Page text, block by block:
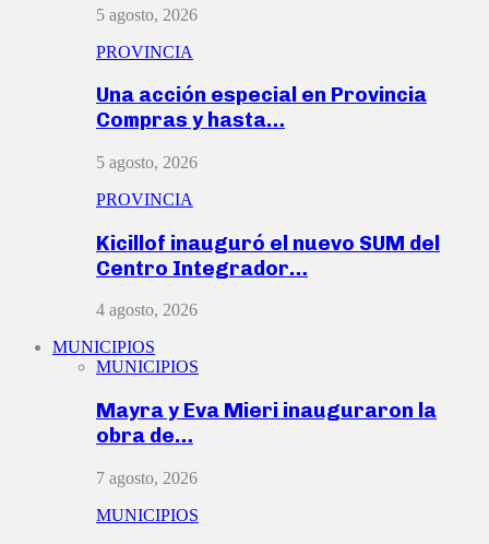
5 agosto, 2026
PROVINCIA
Una acción especial en Provincia
Compras y hasta…
5 agosto, 2026
PROVINCIA
Kicillof inauguró el nuevo SUM del
Centro Integrador…
4 agosto, 2026
MUNICIPIOS
MUNICIPIOS
Mayra y Eva Mieri inauguraron la
obra de…
7 agosto, 2026
MUNICIPIOS